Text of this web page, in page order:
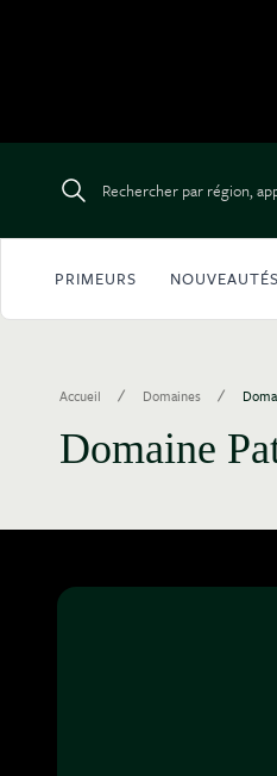
Rechercher par région,
PRIMEURS NOUVEAUTÉS
Accueil / Domaines /
Domaine